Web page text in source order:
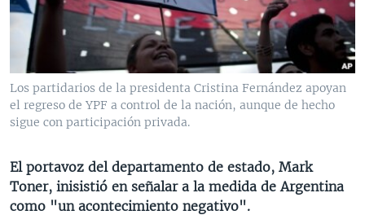
VENEZUELA
BRASIL
NICARAGUA
ECONOMÍA
ENTRETENIMIENTO Y CULTURA
TECNOLOGÍA
DEPORTES
CIENCIA Y SALUD
MULTIMEDIA
VIDEOS
FOTOGRAFÍA
AUDIOS
PROGRAMAS TV
EL MUNDO AL DÍA
FORO INTERAMERICANO
VISIÓN 360
LAS CLAVES
PANORAMA
RADIO
AVANCE INFORMATIVO
AUDIONOTICIAS
BUENOS DÍAS AMÉRICA
ESTADOS UNIDOS AL DÍA
DIRECT
DOCUMENTALES DE LA VOA
Learning English
Los partidarios de la presidenta Cristina Fernández apoyan
el regreso de YPF a control de la nación, aunque de hecho
sigue con participación privada.
El portavoz del departamento de estado, Mark
Toner, inisistió en señalar a la medida de Argentina
como "un acontecimiento negativo".